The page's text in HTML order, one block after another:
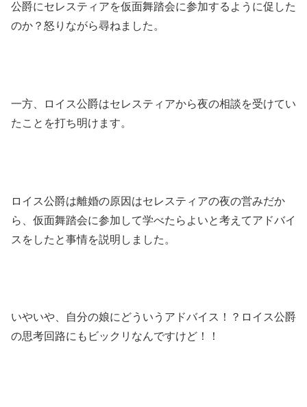
公爵にセレスティアを仮面舞踏会に参加するように促した
のか？怒りながら尋ねました。
一方、ロイス公爵はセレスティアから夜の相談を受けてい
たことを打ち明けます。
ロイス公爵は離婚の原因はセレスティアの夜の営みだか
ら、仮面舞踏会に参加して学べたらよいと考えてアドバイ
スをしたと事情を説明しました。
いやいや、自分の娘にどういうアドバイス！？ロイス公爵
の思考回路にもビックリなんですけど！！